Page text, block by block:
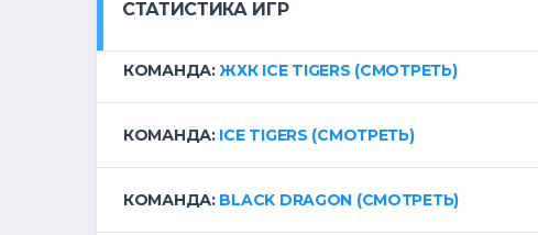
СТАТИСТИКА ИГР
КОМАНДА: ЖХК ICE TIGERS (СМОТРЕТЬ)
КОМАНДА: ICE TIGERS (СМОТРЕТЬ)
КОМАНДА: BLACK DRAGON (СМОТРЕТЬ)